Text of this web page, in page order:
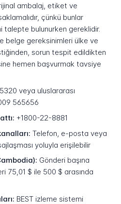
ambalaj, etiket ve
çünkü bunlar
talepte bulunurken gereklidir.
belge gereksinimleri ülke ve
sorun tespit edildikten
hemen başvurmak tavsiye
veya uluslararası
565656
+1800-22-8881
Telefon, e-posta veya
yoluyla erişilebilir
Gönderi başına
75,01 $ ile 500 $ arasında
BEST izleme sistemi